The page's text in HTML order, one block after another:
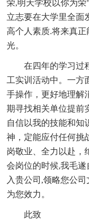
荣,明天学校以你为
立志要在大学里全面
高个人素质.将来真
光。
在四年的学习过
工实训活动中。一方
手操作，更好地理解
期寻找相关单位提前
自信以我的技能和知
神，定能应付任何挑
岗敬业、全力以赴，
会岗位的时候,我毛
入贵公司,领略您公
为您效力。
此致